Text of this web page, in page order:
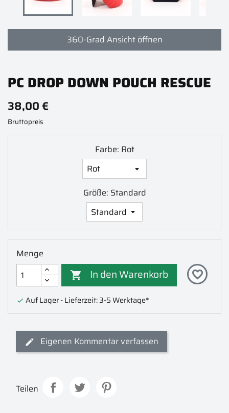
360-Grad Ansicht öffnen
PC DROP DOWN POUCH RESCUE
38,00 €
Bruttopreis
Farbe: Rot
Größe: Standard
Menge
 In den Warenkorb favorite_border
 Auf Lager - Lieferzeit: 3-5 Werktage*
Eigenen Kommentar verfassen
Teilen